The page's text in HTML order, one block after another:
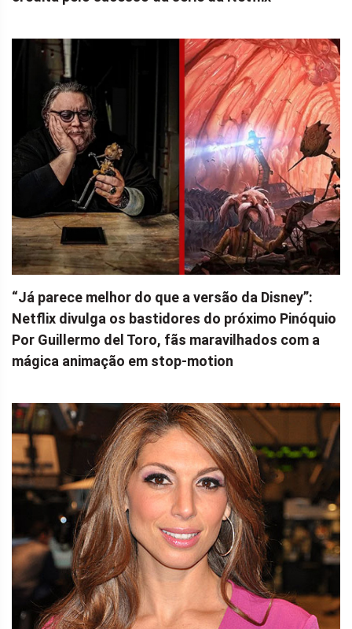
“Já parece melhor do que a versão da Disney”:
Netflix divulga os bastidores do próximo Pinóquio
Por Guillermo del Toro, fãs maravilhados com a
mágica animação em stop-motion